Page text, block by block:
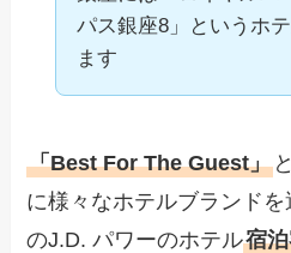
パス銀座8」というホ
ます
「Best For The Guest」
に様々なホテルブランド
のJ.D. パワーのホテル宿